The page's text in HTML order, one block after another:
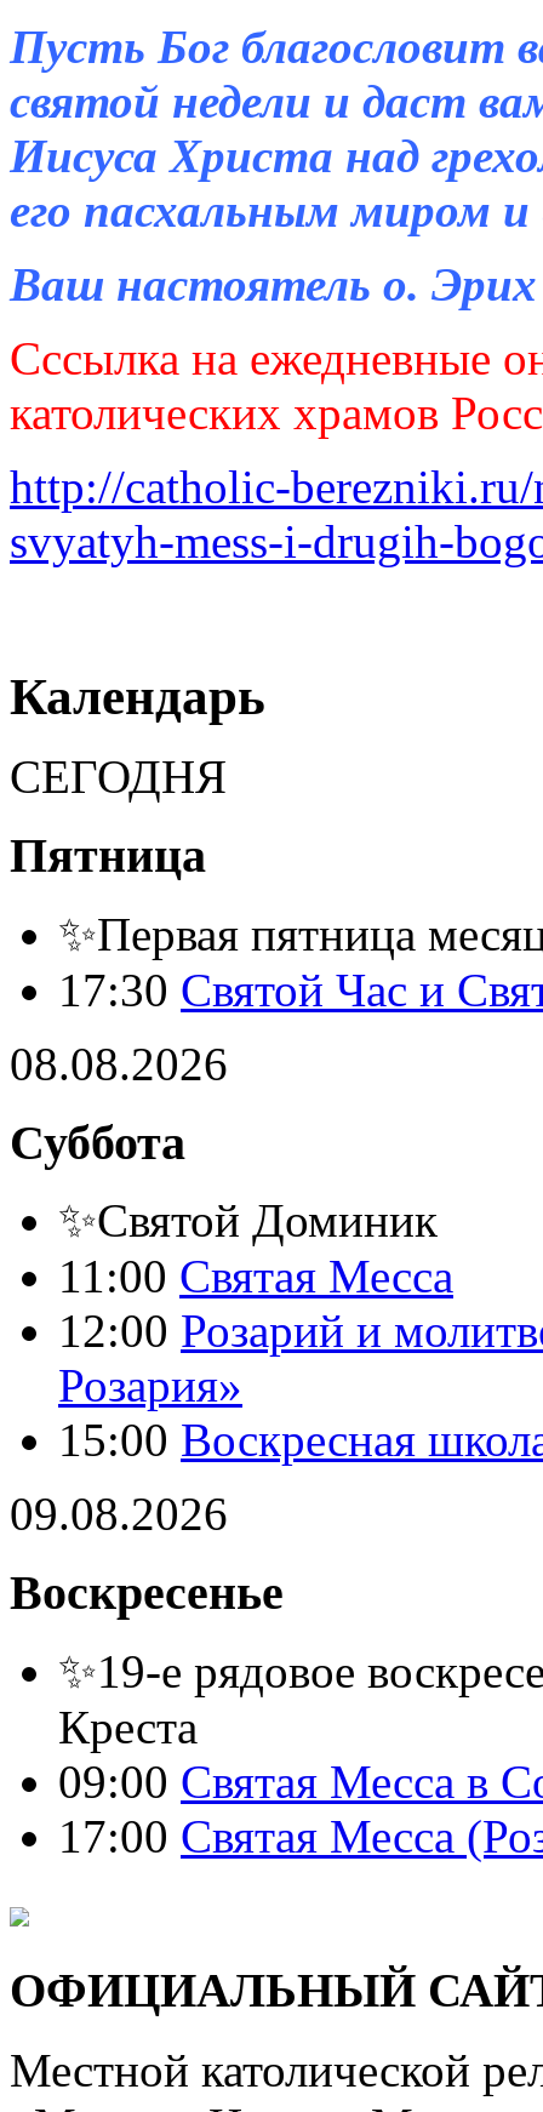
Пусть Бог благословит
святой недели и даст
Иисуса Христа над
его пасхальным миром
Ваш настоятель о.
Сссылка на ежедневные
католических храмов
http://catholic-
svyatyh-mess-i-drugih-
Календарь
СЕГОДНЯ
Пятница
✨Первая пятница
17:30 Святой Час и
08.08.2026
Суббота
✨Святой Доминик
11:00 Святая Месса
12:00 Розарий и
Розария»
15:00 Воскресная
09.08.2026
Воскресенье
✨19-е рядовое
Креста
09:00 Святая Месса в
17:00 Святая Месса
ОФИЦИАЛЬНЫЙ
Местной католической